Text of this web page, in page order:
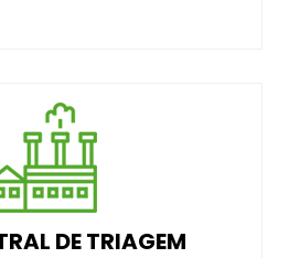
DE TRIAGEM